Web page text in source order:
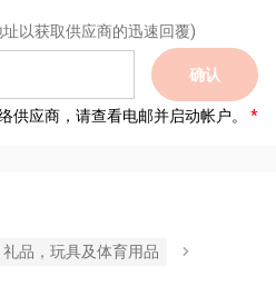
以获取供应商的迅速回覆)
确认
供应商，请查看电邮并启动帐户。
礼品，玩具及体育用品